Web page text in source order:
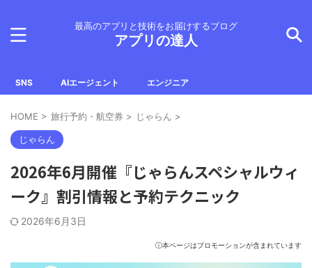
最高のアプリと技術をお届けするブログ
アプリの達人
SNS AIエージェント エンジニア
HOME > 旅行予約・航空券 > じゃらん >
じゃらん
2026年6月開催『じゃらんスペシャルウィ
ーク』割引情報と予約テクニック
2026年6月3日
ⓘ本ページはプロモーションが含まれています